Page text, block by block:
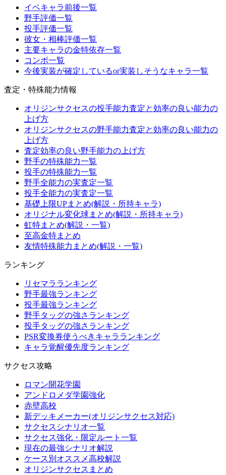
イベキャラ前後一覧
野手評価一覧
投手評価一覧
彼女・相棒評価一覧
主要キャラの金特依存一覧
コンボ一覧
今後実装が確定しているor実装しそうなキャラ一覧
査定・特殊能力情報
オリジンサクセスの投手能力査定と効率の良い能力の
上げ方
オリジンサクセスの野手能力査定と効率の良い能力の
上げ方
査定効率の良い野手能力の上げ方
野手の特殊能力一覧
投手の特殊能力一覧
野手全能力の実査定一覧
投手全能力の実査定一覧
基礎上限UPまとめ(解説・所持キャラ)
オリジナル変化球まとめ(解説・所持キャラ)
虹特まとめ(解説・一覧)
至高金特まとめ
友情特殊能力まとめ(解説・一覧)
ランキング
リセマラランキング
野手最強ランキング
投手最強ランキング
野手タッグの強さランキング
投手タッグの強さランキング
PSR変換券使うべきキャラランキング
キャラ覚醒優先度ランキング
サクセス攻略
ロマン開花学園
アンドロメダ学園強化
赤壁高校
新デッキメーカー(オリジンサクセス対応)
サクセスシナリオ一覧
サクセス強化・限定ルート一覧
現在の最強シナリオ解説
ケース別オススメ高校解説
オリジンサクセスまとめ